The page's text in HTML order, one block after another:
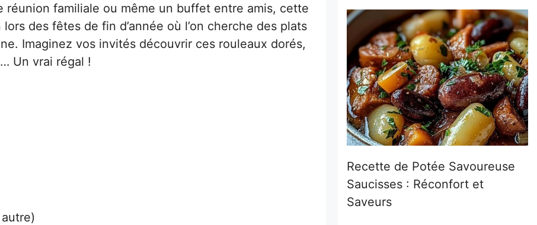
familiale ou même un buffet entre amis, cette
des fêtes de fin d’année où l’on cherche des plats
Imaginez vos invités découvrir ces rouleaux dorés,
Un vrai régal !
Recette de Potée Savoureuse
Saucisses : Réconfort et
Saveurs